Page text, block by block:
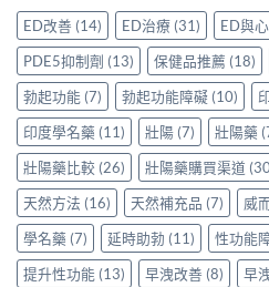
用
心
得〉
中
親
身
分
享
正
貨
渠
道
與
選
購
指
南〉
中
家
親
身
服
用
Levitra
的
真
實
分
享〉
中
格
要
多
少
才
合
理？
香
港
正
貨
參
考
價
與
ED改善 (14) ED治療 (31) ED與
PDE5抑制劑 (13) 保健品推薦 (18)
勃起功能 (7) 勃起功能障礙 (10)
印度學名藥 (11) 壯陽 (7) 壯陽藥
壯陽藥比較 (26) 壯陽藥購買渠道
天然方法 (16) 天然補充品 (7) 威
學名藥 (7) 延時助勃 (11) 性功能
提升性功能 (13) 早洩改善 (8) 早